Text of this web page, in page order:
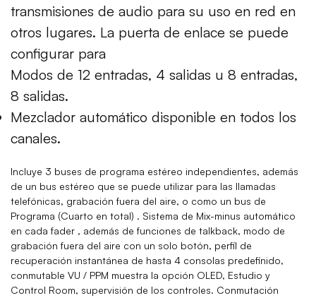
transmisiones de audio para su uso en red en
otros lugares. La puerta de enlace se puede
configurar para
Modos de 12 entradas, 4 salidas u 8 entradas,
8 salidas.
Mezclador automático disponible en todos los
canales.
Incluye 3 buses de programa estéreo independientes, además
de un bus estéreo que se puede utilizar para las llamadas
telefónicas, grabación fuera del aire, o como un bus de
Programa (Cuarto en total) . Sistema de Mix-minus automático
en cada fader , además de funciones de talkback, modo de
grabación fuera del aire con un solo botón, perfil de
recuperación instantánea de hasta 4 consolas predefinido,
conmutable VU / PPM muestra la opción OLED, Estudio y
Control Room, supervisión de los controles. Conmutación